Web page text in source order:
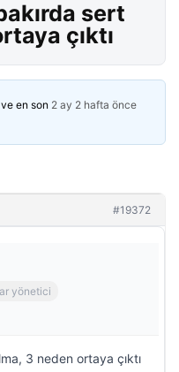
sert
çıktı
en son 2 ay 2 hafta önce
#19372
yönetici
3 neden ortaya çıktı